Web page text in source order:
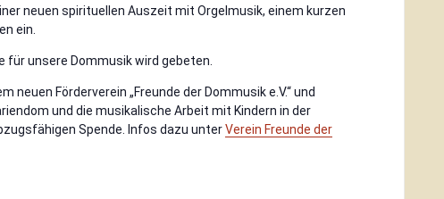
neuen spirituellen Auszeit mit Orgelmusik, einem kurzen
ein.
für unsere Dommusik wird gebeten.
neuen Förderverein „Freunde der Dommusik e.V.“ und
und die musikalische Arbeit mit Kindern in der
Spende. Infos dazu unterVerein Freunde der